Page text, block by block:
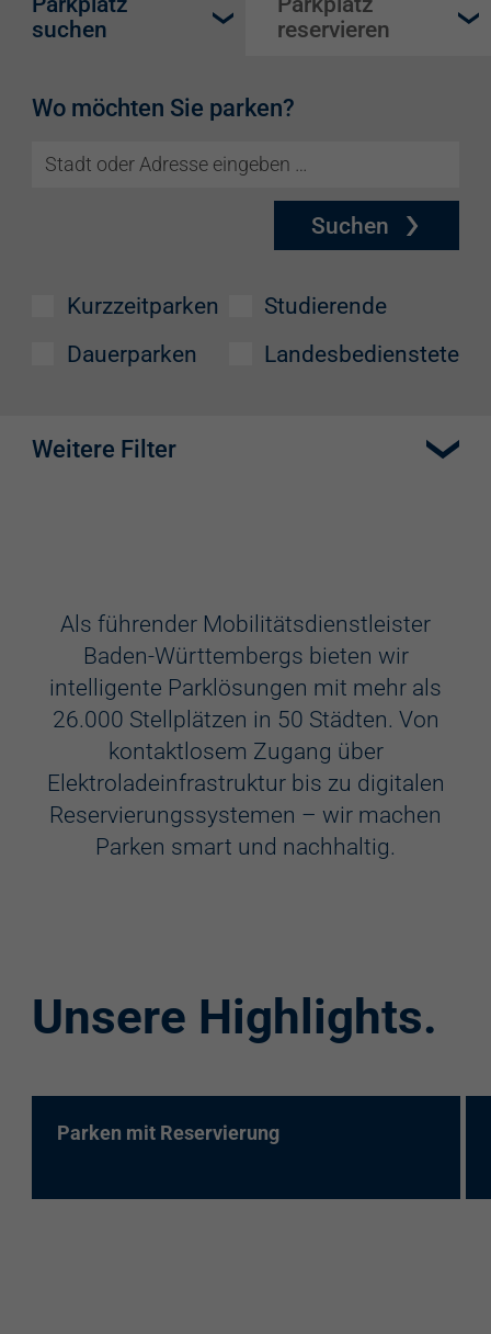
suchen
reservieren
Wo möchten Sie parken?
Suchen
Kurzzeitparken
Dauerparken
Studierende
Landesbedienstete
Weitere Filter
Aufzug
Videokameras
Schülerkunst
Behindertenstellplätze
Familienstellplätze
re:charge-Karte
Als führender Mobilitätsdienstleister
Baden-Württembergs bieten wir
intelligente Parklösungen mit mehr als
26.000 Stellplätzen in 50 Städten. Von
kontaktlosem Zugang über
Elektroladeinfrastruktur bis zu digitalen
Reservierungssystemen – wir machen
Parken smart und nachhaltig.
Unsere Highlights.
Parken mit Reservierung